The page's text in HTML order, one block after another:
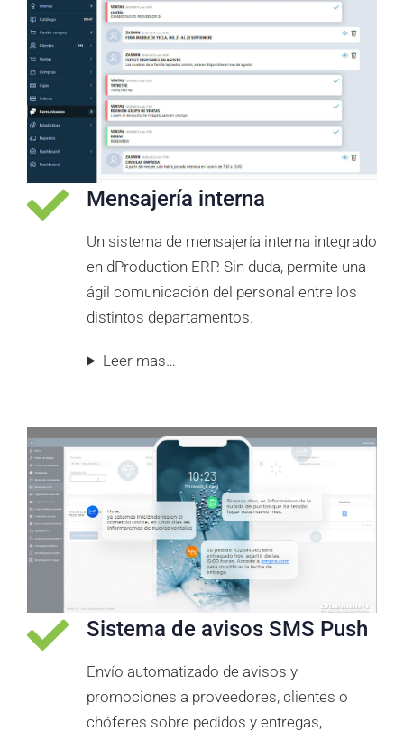
Mensajería interna
Un sistema de mensajería interna integrado
en dProduction ERP. Sin duda, permite una
ágil comunicación del personal entre los
distintos departamentos.
Leer mas…
Sistema de avisos SMS Push
Envío automatizado de avisos y
promociones a proveedores, clientes o
chóferes sobre pedidos y entregas,